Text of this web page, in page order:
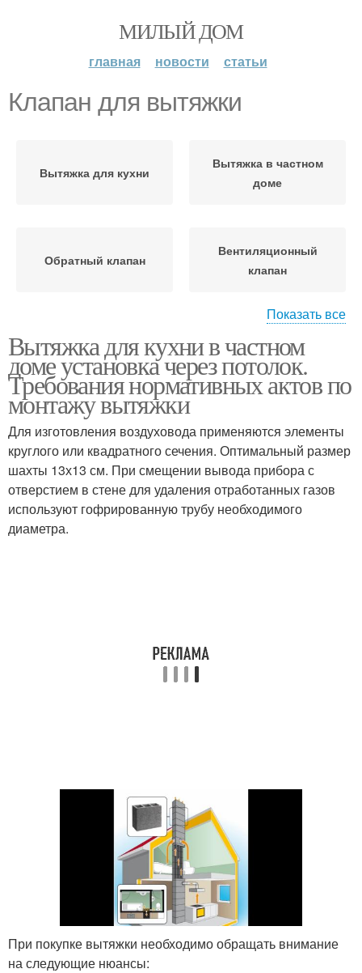
МИЛЫЙ ДОМ
главная новости статьи
Клапан для вытяжки
Вытяжка для кухни
Вытяжка в частном
доме
Обратный клапан
Вентиляционный
клапан
доме
Клапан для вентиляции
Показать все
Вытяжка для кухни в частном
доме установка через потолок.
Требования нормативных актов по
монтажу вытяжки
Для изготовления воздуховода применяются элементы
круглого или квадратного сечения. Оптимальный размер
шахты 13х13 см. При смещении вывода прибора с
отверстием в стене для удаления отработанных газов
используют гофрированную трубу необходимого
диаметра.
При покупке вытяжки необходимо обращать внимание
на следующие нюансы: